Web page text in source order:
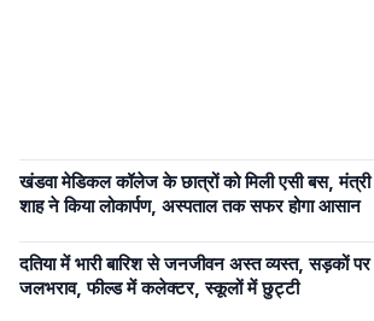
खंडवा मेडिकल कॉलेज के छात्रों को मिली एसी बस,
शाह ने किया लोकार्पण, अस्पताल तक सफर होगा आसान
दतिया में भारी बारिश से जनजीवन अस्त व्यस्त, सड़कों पर
जलभराव, फील्ड में कलेक्टर, स्कूलों में छुट्टी